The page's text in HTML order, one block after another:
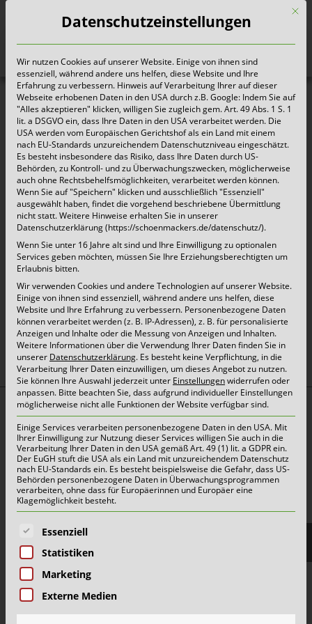
Heute für morgen sorgen
oben
Top Themen:
Abfallarten
Container & Behälter
FAQ
Jobs&Karriere
Reklamation & Services
Aktuelles | Pressemitteilungen
Herzlich willkommen im Team Grün-Gelb!
Mit
Datenschutzeinstellungen
Wir nutzen Cookies auf unserer Website. Einige von ihnen sind
essenziell, während andere uns helfen, diese Website und Ihre
Erfahrung zu verbessern. Hinweis auf Verarbeitung Ihrer auf dieser
Webseite erhobenen Daten in den USA durch z.B. Google: Indem Sie auf
"Alles akzeptieren" klicken, willigen Sie zugleich gem. Art. 49 Abs. 1 S. 1
lit. a DSGVO ein, dass Ihre Daten in den USA verarbeitet werden. Die
USA werden vom Europäischen Gerichtshof als ein Land mit einem
nach EU-Standards unzureichendem Datenschutzniveau eingeschätzt.
Es besteht insbesondere das Risiko, dass Ihre Daten durch US-
Behörden, zu Kontroll- und zu Überwachungszwecken, möglicherweise
auch ohne Rechtsbehelfsmöglichkeiten, verarbeitet werden können.
Wenn Sie auf "Speichern" klicken und ausschließlich "Essenziell"
ausgewählt haben, findet die vorgehend beschriebene Übermittlung
nicht statt. Weitere Hinweise erhalten Sie in unserer
Datenschutzerklärung (https://schoenmackers.de/datenschutz/).
Wenn Sie unter 16 Jahre alt sind und Ihre Einwilligung zu optionalen
Services geben möchten, müssen Sie Ihre Erziehungsberechtigten um
Erlaubnis bitten.
Wir verwenden Cookies und andere Technologien auf unserer Website.
Einige von ihnen sind essenziell, während andere uns helfen, diese
Website und Ihre Erfahrung zu verbessern. Personenbezogene Daten
können verarbeitet werden (z. B. IP-Adressen), z. B. für personalisierte
Anzeigen und Inhalte oder die Messung von Anzeigen und Inhalten.
Weitere Informationen über die Verwendung Ihrer Daten finden Sie in
unserer Datenschutzerklärung. Es besteht keine Verpflichtung, in die
Verarbeitung Ihrer Daten einzuwilligen, um dieses Angebot zu nutzen.
Sie können Ihre Auswahl jederzeit unter Einstellungenwiderrufen oder
anpassen. Bitte beachten Sie, dass aufgrund individueller Einstellungen
möglicherweise nicht alle Funktionen der Website verfügbar sind.
Einige Services verarbeiten personenbezogene Daten in den USA. Mit
Ihrer Einwilligung zur Nutzung dieser Services willigen Sie auch in die
Verarbeitung Ihrer Daten in den USA gemäß Art. 49 (1) lit. a GDPR ein.
Der EuGH stuft die USA als ein Land mit unzureichendem Datenschutz
nach EU-Standards ein. Es besteht beispielsweise die Gefahr, dass US-
Behörden personenbezogene Daten in Überwachungsprogrammen
verarbeiten, ohne dass für Europäerinnen und Europäer eine
Klagemöglichkeit besteht.
Es folgt eine Liste der Service-Gruppen, für die eine
Essenziell
Statistiken
Marketing
Externe Medien